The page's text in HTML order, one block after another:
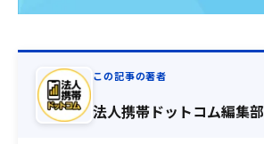
この記事の著者
法人携帯ドットコム編集部